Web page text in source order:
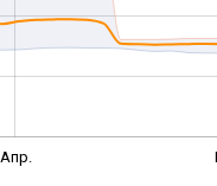
Апр.